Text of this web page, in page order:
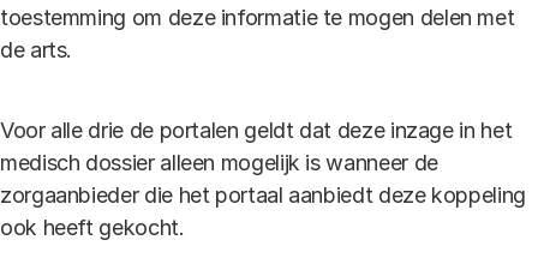
toestemming om deze informatie te mogen delen met
de arts.
Voor alle drie de portalen geldt dat deze inzage in het
medisch dossier alleen mogelijk is wanneer de
zorgaanbieder die het portaal aanbiedt deze koppeling
ook heeft gekocht.